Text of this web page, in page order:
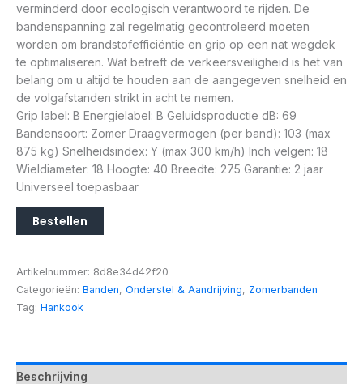
verminderd door ecologisch verantwoord te rijden. De
bandenspanning zal regelmatig gecontroleerd moeten
worden om brandstofefficiëntie en grip op een nat wegdek
te optimaliseren. Wat betreft de verkeersveiligheid is het van
belang om u altijd te houden aan de aangegeven snelheid en
de volgafstanden strikt in acht te nemen.
Grip label: B Energielabel: B Geluidsproductie dB: 69
Bandensoort: Zomer Draagvermogen (per band): 103 (max
875 kg) Snelheidsindex: Y (max 300 km/h) Inch velgen: 18
Wieldiameter: 18 Hoogte: 40 Breedte: 275 Garantie: 2 jaar
Universeel toepasbaar
Bestellen
Artikelnummer: 8d8e34d42f20
Categorieën: Banden, Onderstel & Aandrijving, Zomerbanden
Tag: Hankook
Beschrijving